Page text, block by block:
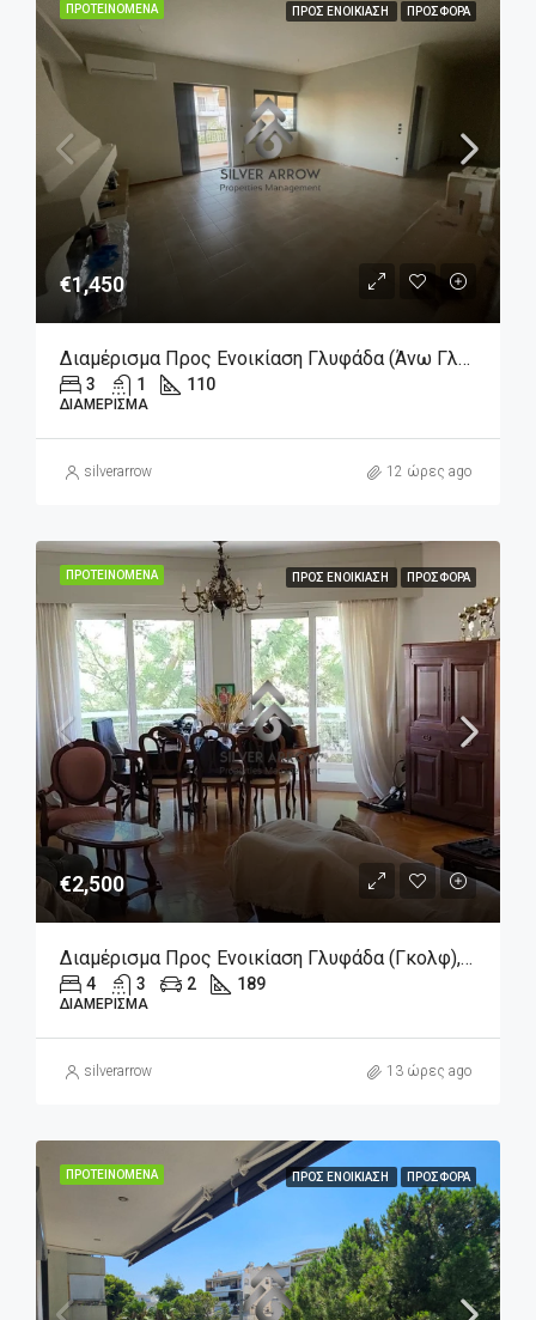
ΠΡΟΤΕΙΝΌΜΕΝΑ ΠΡΟΣ ΕΝΟΙΚΊΑΣΗ ΠΡΟΣΦΟΡΆ
€1,450
Διαμέρισμα Προς Ενοικίαση Γλυφάδα (Άνω Γλυφάδα), 1.450€, 110 Τ.μ.
3 1 110
ΔΙΑΜΈΡΙΣΜΑ
silverarrow 12 ώρες ago
ΠΡΟΤΕΙΝΌΜΕΝΑ ΠΡΟΣ ΕΝΟΙΚΊΑΣΗ ΠΡΟΣΦΟΡΆ
€2,500
Διαμέρισμα Προς Ενοικίαση Γλυφάδα (Γκολφ), 2.500€, 189 Τ.μ.
4 3 2 189
ΔΙΑΜΈΡΙΣΜΑ
silverarrow 13 ώρες ago
ΠΡΟΤΕΙΝΌΜΕΝΑ ΠΡΟΣ ΕΝΟΙΚΊΑΣΗ ΠΡΟΣΦΟΡΆ